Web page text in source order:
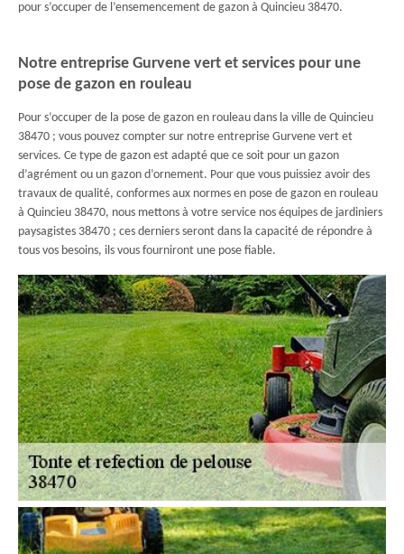
pour s’occuper de l’ensemencement de gazon à Quincieu 38470.
Notre entreprise Gurvene vert et services pour une
pose de gazon en rouleau
Pour s’occuper de la pose de gazon en rouleau dans la ville de Quincieu
38470 ; vous pouvez compter sur notre entreprise Gurvene vert et
services. Ce type de gazon est adapté que ce soit pour un gazon
d’agrément ou un gazon d’ornement. Pour que vous puissiez avoir des
travaux de qualité, conformes aux normes en pose de gazon en rouleau
à Quincieu 38470, nous mettons à votre service nos équipes de jardiniers
paysagistes 38470 ; ces derniers seront dans la capacité de répondre à
tous vos besoins, ils vous fourniront une pose fiable.